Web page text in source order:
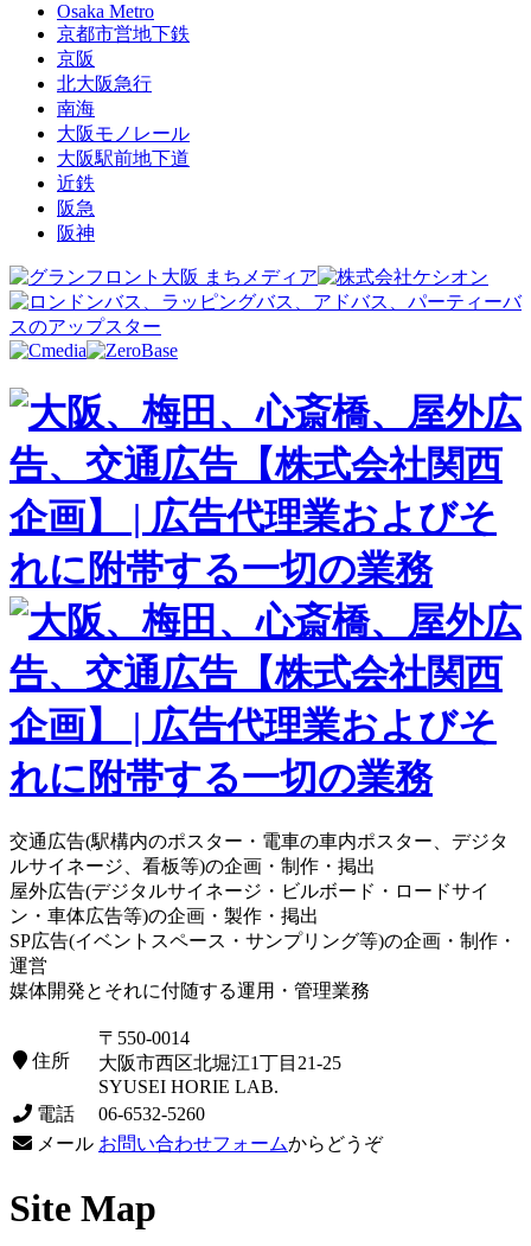
Osaka Metro
京都市営地下鉄
京阪
北大阪急行
南海
大阪モノレール
大阪駅前地下道
近鉄
阪急
阪神
交通広告(駅構内のポスター・電車の車内ポスター、デジタ
ルサイネージ、看板等)の企画・制作・掲出
屋外広告(デジタルサイネージ・ビルボード・ロードサイ
ン・車体広告等)の企画・製作・掲出
SP広告(イベントスペース・サンプリング等)の企画・制作・
運営
媒体開発とそれに付随する運用・管理業務
住所
〒550-0014
大阪市西区北堀江1丁目21-25
SYUSEI HORIE LAB.
電話
06-6532-5260
メール お問い合わせフォームからどうぞ
Site Map